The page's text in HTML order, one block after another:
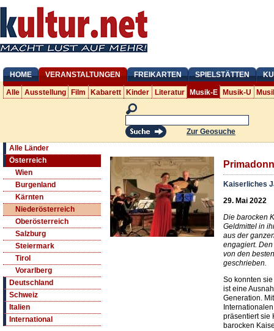
HOME VERANSTALTUNGEN FREIKARTEN SPIELSTÄTTEN
Alle Ausstellung Film Kabarett Kinder Literatur Musik-E Musik-U
Zur Geosuche
Alle Länder
Österreich
Wien
Burgenland
Kärnten
Niederösterreich
Oberösterreich
Salzburg
Steiermark
Tirol
Vorarlberg
Deutschland
Schweiz
Italien
International
Kaiserliches
29. Mai 2022
Die barocken
Geldmittel in
aus der
engagiert.
von den
geschrieben.
So konnten
ist eine
Generation.
präsentiert sie
barocken